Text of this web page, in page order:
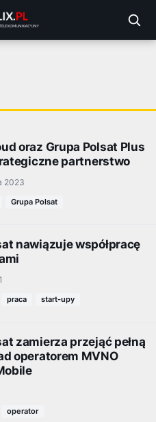
oraz Grupa Polsat Plus
partnerstwo
2023
Grupa Polsat
nawiązuje współpracę
praca start-upy
zamierza przejąć pełną
operatorem MVNO
operator